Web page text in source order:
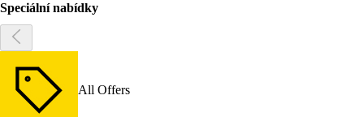
Speciální nabídky
All Offers